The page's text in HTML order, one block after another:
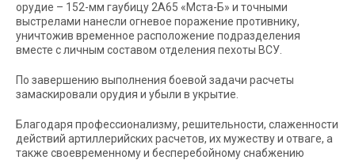
орудие – 152-мм гаубицу 2А65 «Мста-Б» и точными
выстрелами нанесли огневое поражение противнику,
уничтожив временное расположение подразделения
вместе с личным составом отделения пехоты ВСУ.
По завершению выполнения боевой задачи расчеты
замаскировали орудия и убыли в укрытие.
Благодаря профессионализму, решительности, слаженности
действий артиллерийских расчетов, их мужеству и отваге, а
также своевременному и бесперебойному снабжению